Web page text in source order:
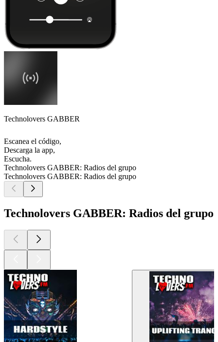
Technolovers GABBER
Escanea el código,
Descarga la app,
Escucha.
Technolovers GABBER: Radios del grupo
Technolovers GABBER: Radios del grupo
Technolovers GABBER: Radios del grupo